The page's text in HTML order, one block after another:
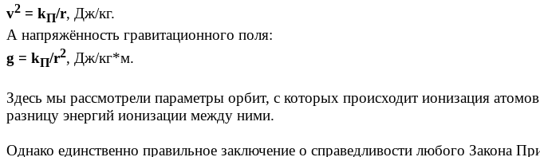
v2 = kП/r, Дж/кг.
А напряжённость гравитационного поля:
g = kП/r2, Дж/кг*м.
Здесь мы рассмотрели параметры орбит, с которых происходит ионизация
разницу энергий ионизации между ними.
Однако единственно правильное заключение о справедливости любого Закона